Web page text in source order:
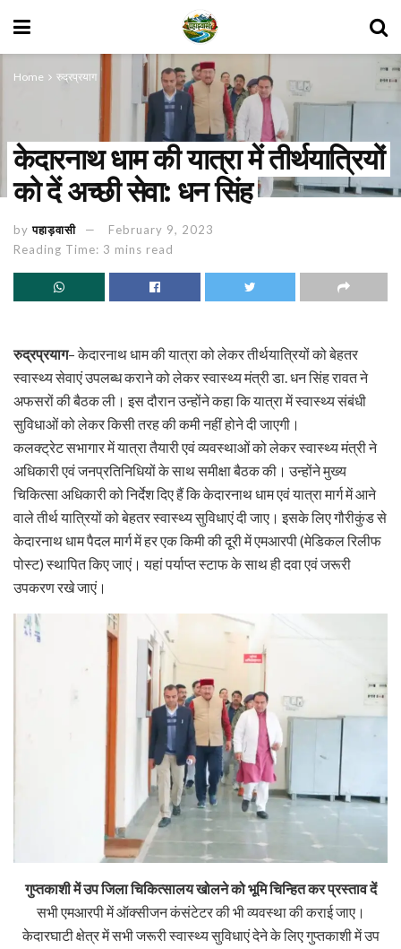
Home रुद्रप्रयाग
केदारनाथ धाम की यात्रा में तीर्थयात्रियों
को दें अच्छी सेवा: धन सिंह
by पहाड़वासी
February 9, 2023
Reading Time: 3 mins read
रुद्रप्रयाग– केदारनाथ धाम की यात्रा को लेकर तीर्थयात्रियों को बेहतर
स्वास्थ्य सेवाएं उपलब्ध कराने को लेकर स्वास्थ्य मंत्री डा. धन सिंह रावत ने
अफसरों की बैठक ली। इस दौरान उन्होंने कहा कि यात्रा में स्वास्थ्य संबंधी
सुविधाओं को लेकर किसी तरह की कमी नहीं होने दी जाएगी।
कलक्ट्रेट सभागार में यात्रा तैयारी एवं व्यवस्थाओं को लेकर स्वास्थ्य मंत्री ने
अधिकारी एवं जनप्रतिनिधियों के साथ समीक्षा बैठक की। उन्होंने मुख्य
चिकित्सा अधिकारी को निर्देश दिए हैं कि केदारनाथ धाम एवं यात्रा मार्ग में आने
वाले तीर्थ यात्रियों को बेहतर स्वास्थ्य सुविधाएं दी जाए। इसके लिए गौरीकुंड से
केदारनाथ धाम पैदल मार्ग में हर एक किमी की दूरी में एमआरपी (मेडिकल रिलीफ
पोस्ट) स्थापित किए जाएं। यहां पर्याप्त स्टाफ के साथ ही दवा एवं जरूरी
उपकरण रखे जाएं।
गुप्तकाशी में उप जिला चिकित्सालय खोलने को भूमि चिन्हित कर प्रस्ताव दें
सभी एमआरपी में ऑक्सीजन कंसंटेटर की भी व्यवस्था की कराई जाए।
केदारघाटी क्षेत्र में सभी जरूरी स्वास्थ्य सुविधाएं देने के लिए गुप्तकाशी में उप